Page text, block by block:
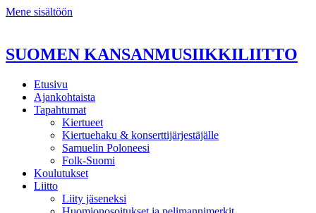
Mene sisältöön
SUOMEN KANSANMUSIIKKILIITTO
Etusivu
Ajankohtaista
Tapahtumat
Kiertueet
Kiertuehaku & konserttijärjestäjälle
Samuelin Poloneesi
Folk-Suomi
Koulutukset
Liitto
Liity jäseneksi